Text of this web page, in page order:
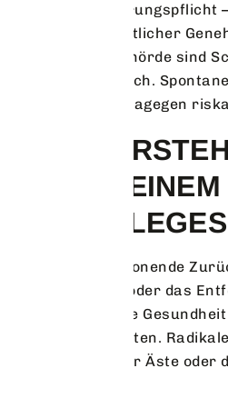
Verkehrssicherungspflicht
Auch mit schriftlicher
Naturschutzbehörde sind
Schonzeit möglich.
Absprache ist dagegen
WAS
UNTER
UND
Das ist das schonende
neuen Trieben oder das
Schäden, um die
Baums zu erhalten.
Absetzen großer Äste oder